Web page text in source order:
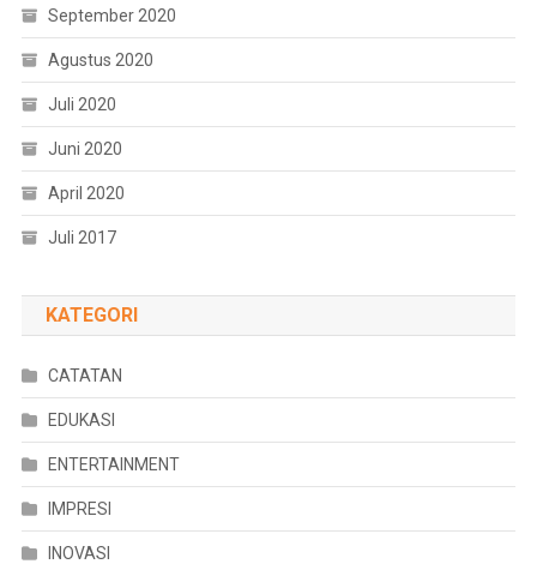
September 2020
Agustus 2020
Juli 2020
Juni 2020
April 2020
Juli 2017
KATEGORI
CATATAN
EDUKASI
ENTERTAINMENT
IMPRESI
INOVASI